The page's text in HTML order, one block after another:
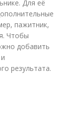
Для её
пажитник,
Чтобы
добавить
результата.